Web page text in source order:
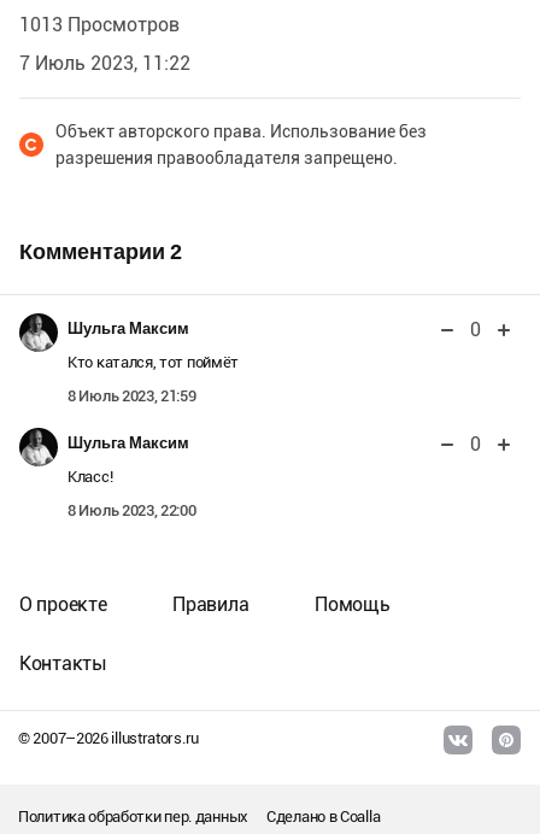
1013 Просмотров
7 Июль 2023, 11:22
Объект авторского права. Использование без
разрешения правообладателя запрещено.
Комментарии 2
Шульга Максим 0
Кто катался, тот поймёт
8 Июль 2023, 21:59
Шульга Максим 0
Класс!
8 Июль 2023, 22:00
© 2007–2026illustrators.ru
О проекте Правила Помощь
Контакты
Политика обработки пер. данных Сделано вCoalla